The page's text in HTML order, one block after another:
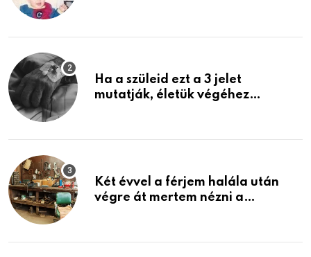
Ha a szüleid ezt a 3 jelet
mutatják, életük végéhez
Két évvel a férjem halála után
végre át mertem nézni a
életemet